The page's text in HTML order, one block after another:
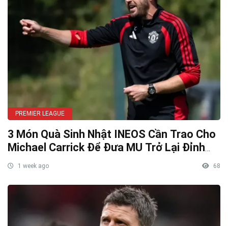
PREMIER LEAGUE
3 Món Quà Sinh Nhật INEOS Cần Trao Cho
Michael Carrick Để Đưa MU Trở Lại Đỉnh
Cao1 week ago 68